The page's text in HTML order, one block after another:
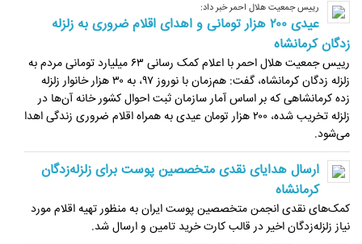
رییس جمعیت هلال‌ احمر خبر داد:
عیدی ٢٠٠ هزار تومانی و اهدای اقلام ضروری به زلزله
زدگان کرمانشاه
رییس جمعیت هلال‌ احمر با اعلام کمک رسانی ۶۳ میلیارد تومانی مردم به
زلزله زدگان کرمانشاه، گفت: هم‌زمان با نوروز ۹۷، به ۳۰ هزار خانوار زلزله
زده کرمانشاهی که بر اساس آمار سازمان ثبت احوال کشور خانه آن‌ها در
زلزله تخریب شده، ۲۰۰ هزار تومان عیدی به همراه اقلام ضروری زندگی اهدا
می‌شود.
ارسال هدایای نقدی متخصصین پوست برای زلزله‌زدگان
کرمانشاه
کمک‌های نقدی انجمن متخصصین پوست ایران به منظور تهیه اقلام مورد
نیاز زلزله‌زدگان اخیر در قالب کارت خرید تامین و ارسال شد.